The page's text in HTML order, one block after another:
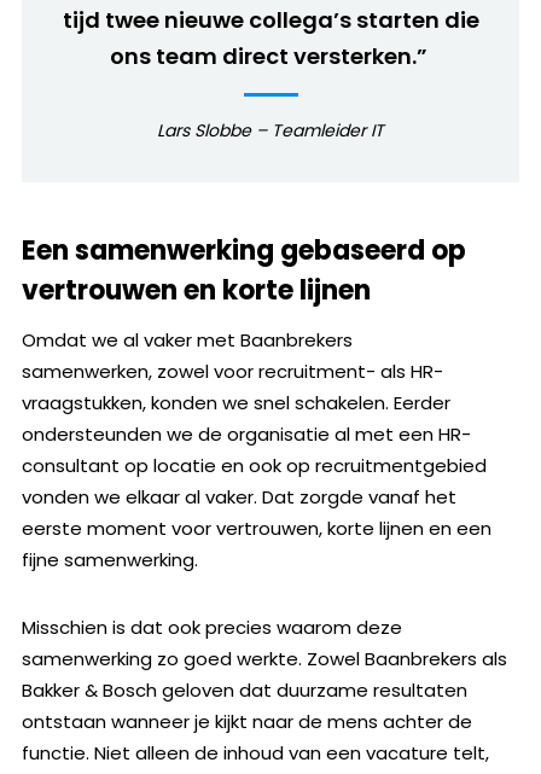
tijd twee nieuwe collega’s starten die
ons team direct versterken.”
Lars Slobbe – Teamleider IT
Een samenwerking gebaseerd op
vertrouwen en korte lijnen
Omdat we al vaker met Baanbrekers
samenwerken, zowel voor recruitment- als HR-
vraagstukken, konden we snel schakelen. Eerder
ondersteunden we de organisatie al met een HR-
consultant op locatie en ook op recruitmentgebied
vonden we elkaar al vaker. Dat zorgde vanaf het
eerste moment voor vertrouwen, korte lijnen en een
fijne samenwerking.
Misschien is dat ook precies waarom deze
samenwerking zo goed werkte. Zowel Baanbrekers als
Bakker & Bosch geloven dat duurzame resultaten
ontstaan wanneer je kijkt naar de mens achter de
functie. Niet alleen de inhoud van een vacature telt,